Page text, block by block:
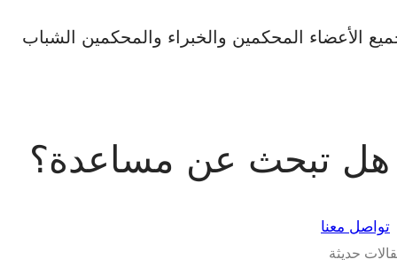
الأعضاء المحكمين والخبراء والمحكمين الشباب
هل تبحث عن مساعدة؟
تواصل معنا
حديثة